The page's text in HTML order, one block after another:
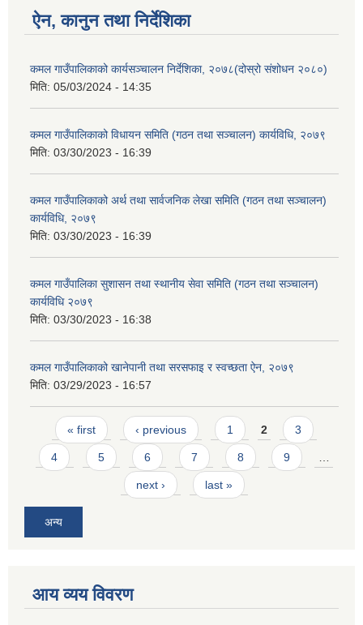
ऐन, कानुन तथा निर्देशिका
कमल गाउँपालिकाको कार्यसञ्चालन निर्देशिका, २०७८(दोस्रो संशोधन २०८०)
मिति: 05/03/2024 - 14:35
कमल गाउँपालिकाको विधायन समिति (गठन तथा सञ्चालन) कार्यविधि, २०७९
मिति: 03/30/2023 - 16:39
कमल गाउँपालिकाको अर्थ तथा सार्वजनिक लेखा समिति (गठन तथा सञ्चालन)
कार्यविधि, २०७९
मिति: 03/30/2023 - 16:39
कमल गाउँपालिका सुशासन तथा स्थानीय सेवा समिति (गठन तथा सञ्चालन)
कार्यविधि २०७९
मिति: 03/30/2023 - 16:38
कमल गाउँपालिकाको खानेपानी तथा सरसफाइ र स्वच्छता ऐन, २०७९
मिति: 03/29/2023 - 16:57
Pages
« first ‹ previous 1 2 3
4 5 6 7 8 9
next › last »
अन्य
आय व्यय विवरण